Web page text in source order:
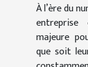
À l’ère du
entreprise
majeure
que soit